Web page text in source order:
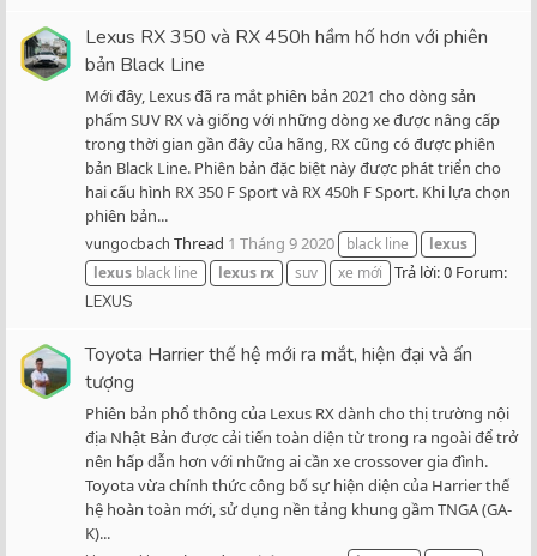
Lexus RX 350 và RX 450h hầm hố hơn với phiên
bản Black Line
Mới đây, Lexus đã ra mắt phiên bản 2021 cho dòng sản
phẩm SUV RX và giống với những dòng xe được nâng cấp
trong thời gian gần đây của hãng, RX cũng có được phiên
bản Black Line. Phiên bản đặc biệt này được phát triển cho
hai cấu hình RX 350 F Sport và RX 450h F Sport. Khi lựa chọn
phiên bản...
vungocbach Thread 1 Tháng 9 2020 black line
lexus
lexus black line lexus rx suv xe mới Trả lời: 0 Forum:
LEXUS
Toyota Harrier thế hệ mới ra mắt, hiện đại và ấn
tượng
Phiên bản phổ thông của Lexus RX dành cho thị trường nội
địa Nhật Bản được cải tiến toàn diện từ trong ra ngoài để trở
nên hấp dẫn hơn với những ai cần xe crossover gia đình.
Toyota vừa chính thức công bố sự hiện diện của Harrier thế
hệ hoàn toàn mới, sử dụng nền tảng khung gầm TNGA (GA-
K)...